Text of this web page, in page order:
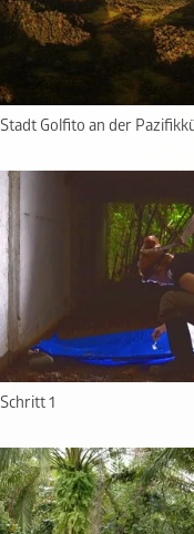
Stadt Golfito an der
Schritt 1